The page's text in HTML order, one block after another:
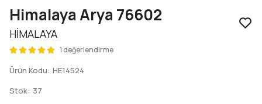
Himalaya Arya 76602
HİMALAYA
1 değerlendirme
Ürün Kodu: HE14524
Stok: 37